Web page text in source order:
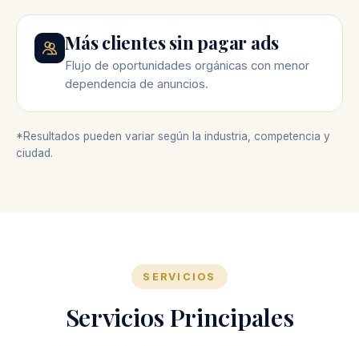
Más clientes sin pagar ads
Flujo de oportunidades orgánicas con menor
dependencia de anuncios.
*Resultados pueden variar según la industria, competencia y
ciudad.
SERVICIOS
Servicios Principales